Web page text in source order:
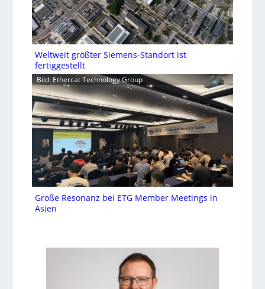
Weltweit größter Siemens-Standort ist
fertiggestellt
Bild: Ethercat Technology Group
Große Resonanz bei ETG Member Meetings in
Asien